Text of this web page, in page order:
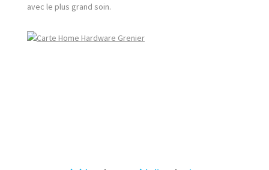
avec le plus grand soin.